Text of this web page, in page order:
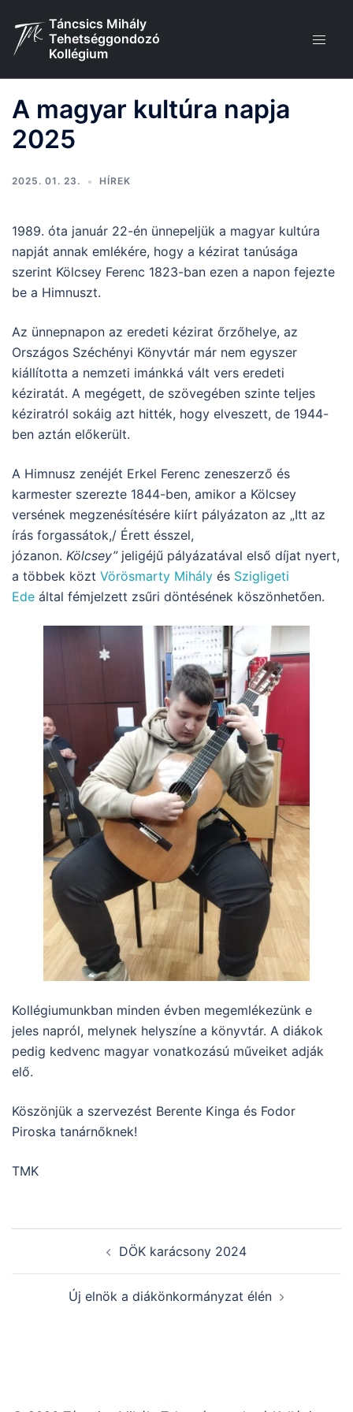
content
Táncsics Mihály
Tehetséggondozó
Kollégium
A magyar kultúra napja
2025
2025. 01. 23. HÍREK
1989. óta január 22-én ünnepeljük a magyar kultúra
napját annak emlékére, hogy a kézirat tanúsága
szerint Kölcsey Ferenc 1823-ban ezen a napon fejezte
be a Himnuszt.
Az ünnepnapon az eredeti kézirat őrzőhelye, az
Országos Széchényi Könyvtár már nem egyszer
kiállította a nemzeti imánkká vált vers eredeti
kéziratát. A megégett, de szövegében szinte teljes
kéziratról sokáig azt hitték, hogy elveszett, de 1944-
ben aztán előkerült.
A Himnusz zenéjét Erkel Ferenc zeneszerző és
karmester szerezte 1844-ben, amikor a Kölcsey
versének megzenésítésére kiírt pályázaton az „Itt az
írás forgassátok,/ Érett ésszel,
józanon. Kölcsey”jeligéjű pályázatával első díjat nyert,
a többek közt Vörösmarty Mihály és Szigligeti
Ede által fémjelzett zsűri döntésének köszönhetően.
Kollégiumunkban minden évben megemlékezünk e
jeles napról, melynek helyszíne a könyvtár. A diákok
pedig kedvenc magyar vonatkozású műveiket adják
elő.
Köszönjük a szervezést Berente Kinga és Fodor
Piroska tanárnőknek!
TMK
navigation
DÖK karácsony 2024
Új elnök a diákönkormányzat élén